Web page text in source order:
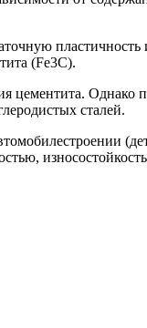
(Fe3C).
цементита. Однако
сталей.